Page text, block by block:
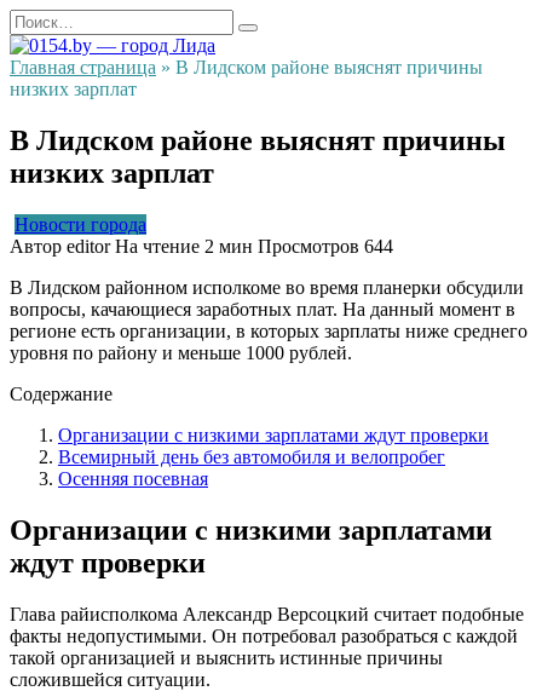
Перейти
к
содержанию
Search
for:
Главная страница » В Лидском районе выяснят причины
низких зарплат
В Лидском районе выяснят причины
низких зарплат
Новости города
Автор editor На чтение 2 мин Просмотров 644
В Лидском районном исполкоме во время планерки обсудили
вопросы, качающиеся заработных плат. На данный момент в
регионе есть организации, в которых зарплаты ниже среднего
уровня по району и меньше 1000 рублей.
Содержание
Организации с низкими зарплатами ждут проверки
Всемирный день без автомобиля и велопробег
Осенняя посевная
Организации с низкими зарплатами
ждут проверки
Глава райисполкома Александр Версоцкий считает подобные
факты недопустимыми. Он потребовал разобраться с каждой
такой организацией и выяснить истинные причины
сложившейся ситуации.